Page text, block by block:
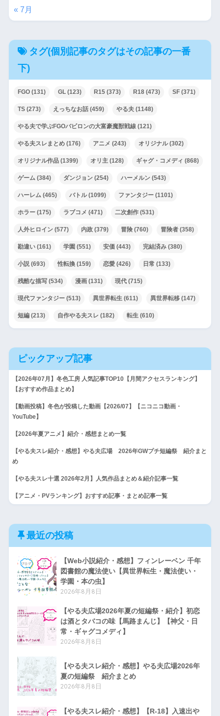
« 7月
タグ(個別記事のタグはその記事の一番
下)
FGO(131) GL(123) R15(373) R18(473) SF(371)
TS(273) えっちなお話(459) やる夫(1148)
やる夫で学ぶFGOバビロンの大富豪魔獣戦線(121)
やる夫スレまとめ(176) アニメ (243) オリジナル(302)
オリジナル作品(1399) オリ主(128) ギャグ・コメディ (868)
ゲーム(384) ダンジョン(254) ハーメルン(543)
ハーレム(465) バトル(1099) ファンタジー(1101)
ホラー(175) ラブコメ (471) 二次創作(531)
人外ヒロイン(577) 内政(379) 冒険(760) 冒険者(358)
勘違い(161) 学園 (551) 安価(443) 完結済み(380)
小説(693) 性転換(159) 恋愛(426) 日常 (133)
残酷な描写(534) 漫画(131) 現代(715)
現代ファンタジー(513) 異世界転生(611) 異世界転移(147)
短編(213) 自作やる夫スレ (182) 転生(610)
ピックアップ記事
【2026年07月】冬色工房 人気記事TOP10【月間アクセスランキング】
【おすすめ作品まとめ】
【動画投稿】冬色が投稿した動画【2026/07】【ニコニコ動画・
YouTube】
【2026年夏アニメ】紹介・感想まとめ一覧
【やる夫スレ紹介・感想】やる夫広場 2026年GWプチ短編祭 紹介まと
め
【やる夫スレ十選 2026年2月】人気作品まとめ＆紹介記事一覧
【アニメ・PVランキング】おすすめ記事・まとめ記事一覧
最近の投稿
【Web小説紹介・感想】フィンレーベン 千年
図書館の魔法使い【異世界転生・魔法使い・
学園・本の虫】
2026年8月8日
【やる夫広場2026年夏の短編祭・紹介】初恋
は酒とタバコの味【馬路まんじ】【神父・日
常・ギャグコメディ】
2026年8月8日
【やる夫スレ紹介・感想】やる夫広場2026年
夏の短編祭 紹介まとめ
2026年8月8日
【やる夫スレ紹介・感想】【R-18】入速出や